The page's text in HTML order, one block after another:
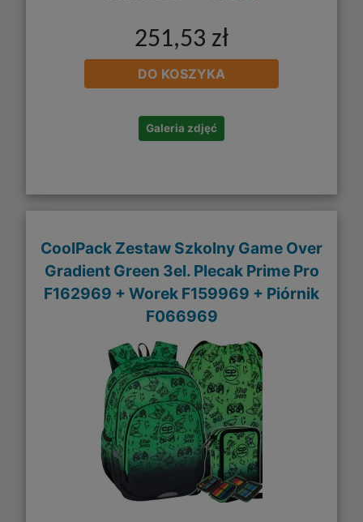
251,53 zł
DO KOSZYKA
Galeria zdjęć
CoolPack Zestaw Szkolny Game Over
Gradient Green 3el. Plecak Prime Pro
F162969 + Worek F159969 + Piórnik
F066969